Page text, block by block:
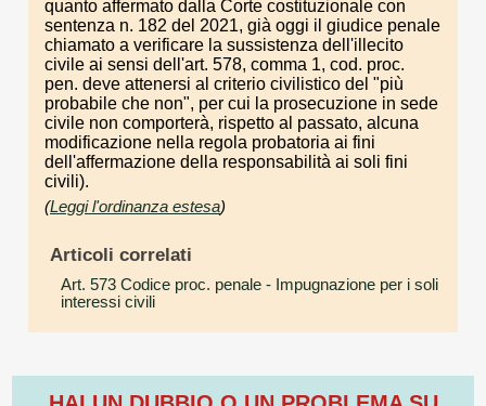
quanto affermato dalla Corte costituzionale con
sentenza n. 182 del 2021, già oggi il giudice penale
chiamato a verificare la sussistenza dell'illecito
civile ai sensi dell'art. 578, comma 1, cod. proc.
pen. deve attenersi al criterio civilistico del "più
probabile che non", per cui la prosecuzione in sede
civile non comporterà, rispetto al passato, alcuna
modificazione nella regola probatoria ai fini
dell'affermazione della responsabilità ai soli fini
civili).
(Leggi l'ordinanza estesa)
Articoli correlati
Art. 573 Codice proc. penale - Impugnazione per i soli
interessi civili